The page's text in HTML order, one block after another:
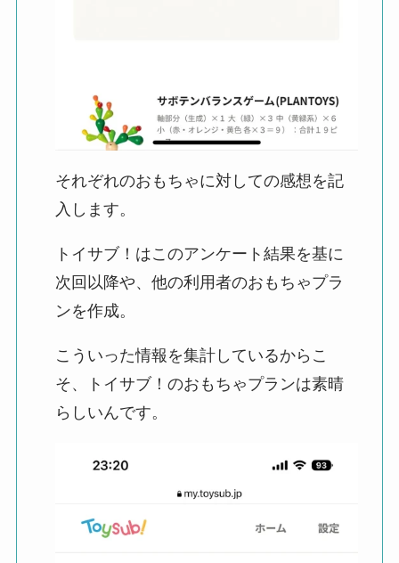
それぞれのおもちゃに対しての感想を記
入します。
トイサブ！はこのアンケート結果を基に
次回以降や、他の利用者のおもちゃプラ
ンを作成。
こういった情報を集計しているからこ
そ、トイサブ！のおもちゃプランは素晴
らしいんです。